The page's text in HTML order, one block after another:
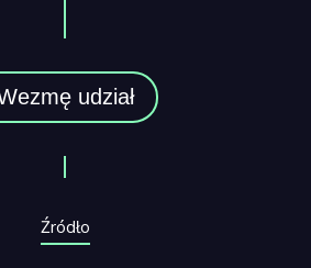
udział
Źródło